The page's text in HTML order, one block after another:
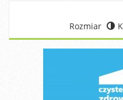
Rozmiar